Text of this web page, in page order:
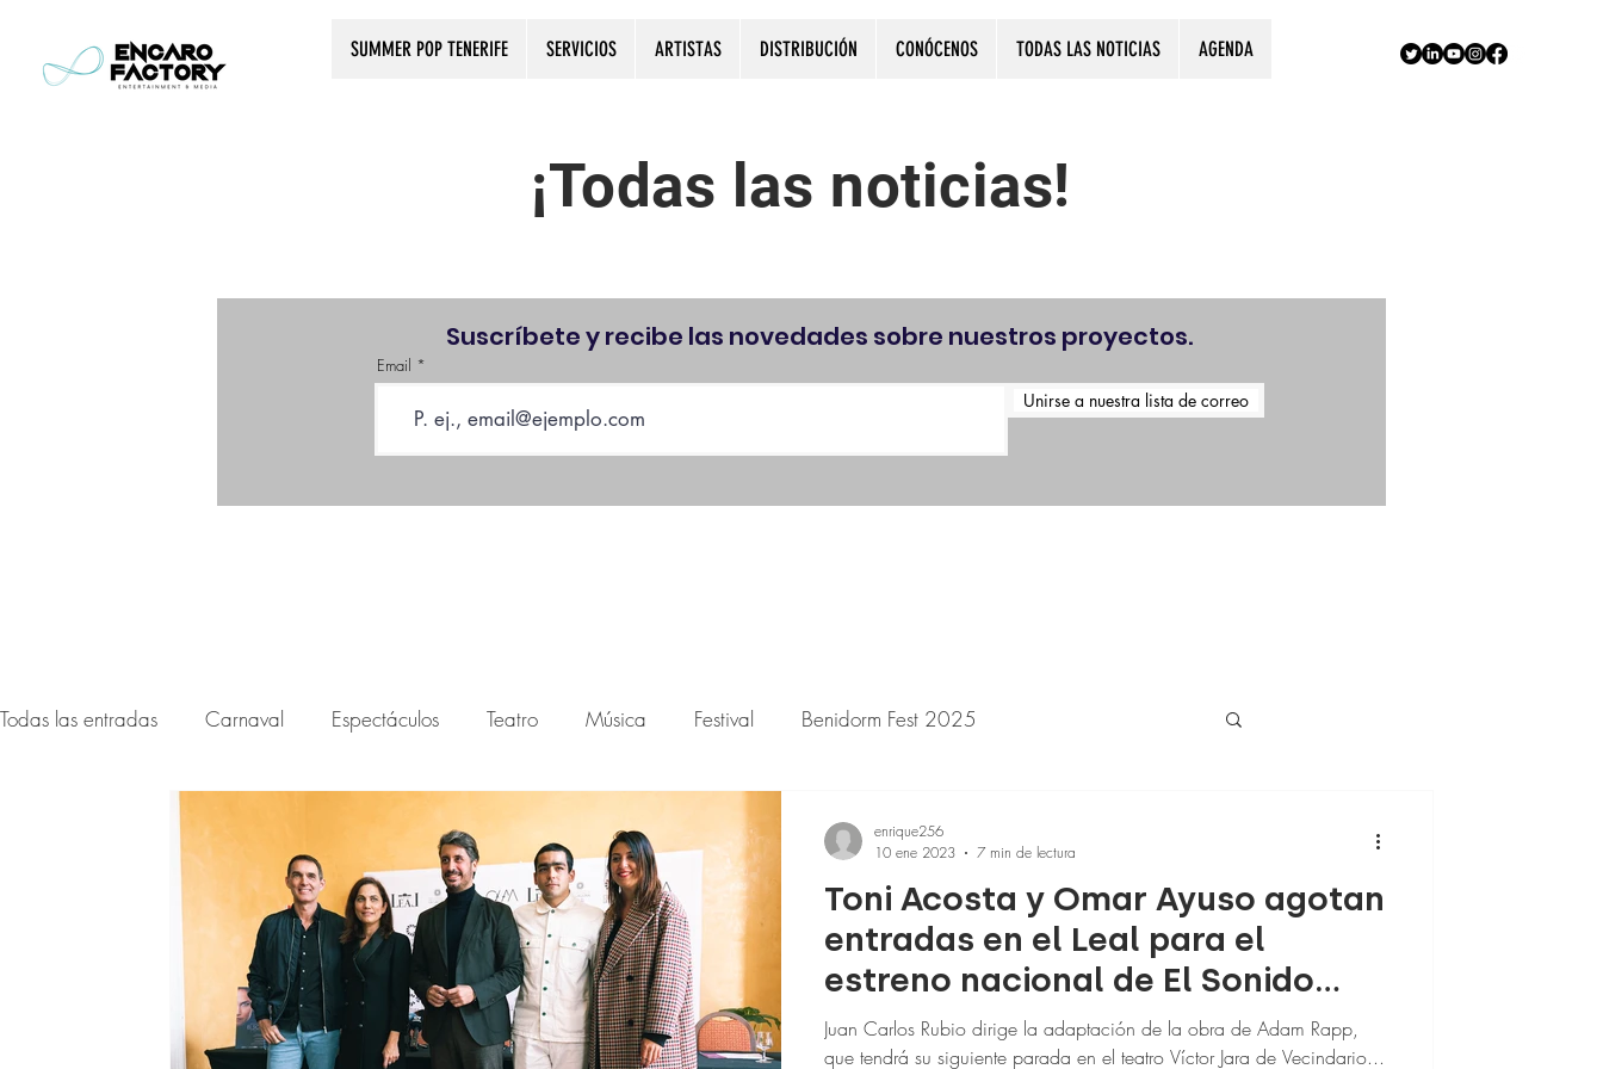
SUMMER POP TENERIFE SERVICIOS ARTISTAS DISTRIBUCIÓN CONÓCENOS TODAS LAS NOTICIAS AGENDA
¡Todas las noticias!
Suscríbete y recibe las novedades sobre nuestros proyectos.
Email
Unirse a nuestra lista de correo
Todas las entradas Carnaval Espectáculos Teatro Música Festival Benidorm Fest 2025
Festival Noctámbula
Toni Acosta y Omar Ayuso agotan
entradas en el Leal para el
estreno nacional de El Sonido
Oculto
Juan Carlos Rubio dirige la adaptación de la obra de Adam Rapp,
que tendrá su siguiente parada en el teatro Víctor Jara de Vecindario...
enrique256
10 ene 2023
7 min de lectura